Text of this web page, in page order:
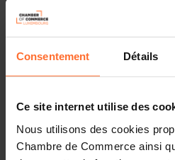
Consentement Détails
Ce site internet utilise des
Nous utilisons des cookies
Chambre de Commerce ainsi
La House of Training a tenu